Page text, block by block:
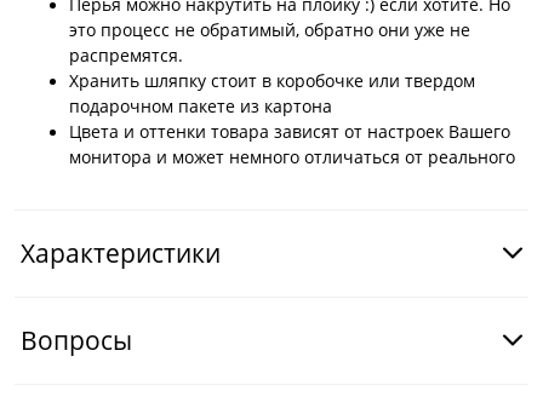
это процесс не обратимый, обратно они уже не
распремятся.
Хранить шляпку стоит в коробочке или твердом
подарочном пакете из картона
Цвета и оттенки товара зависят от настроек Вашего
монитора и может немного отличаться от реального
Характеристики
Вопросы